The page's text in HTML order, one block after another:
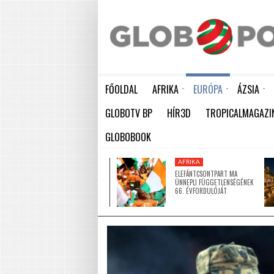
FŐOLDAL AFRIKA EURÓPA ÁZSIA
GLOBOTV BP HÍR3D
GLOBOBOOK
AFRIKA
ELEFÁNTCSONTPART MA
ÜNNEPLI FÜGGETLENSÉGÉNEK
66. ÉVFORDULÓJÁT